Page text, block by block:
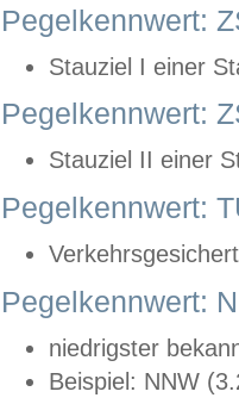
Pegelkennwert:
Stauziel I einer
Pegelkennwert:
Stauziel II einer
Pegelkennwert:
Pegelkennwert:
niedrigster
Beispiel: NNW